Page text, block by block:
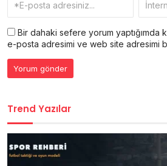
Bir dahaki sefere yorum yaptığımda
e-posta adresimi ve web site adresimi
Trend Yazılar